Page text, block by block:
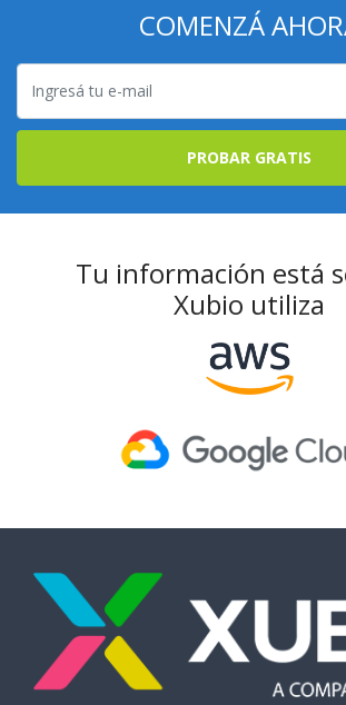
COMENZÁ
PROBAR GRATIS
Tu información está
Xubio utiliza